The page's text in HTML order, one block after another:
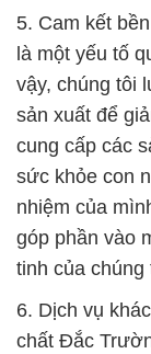
5. Cam kết
là một yếu tố
vậy, chúng tôi
sản xuất để
cung cấp các
sức khỏe con
nhiệm của
góp phần vào
tinh của chúng
6. Dịch vụ
chất Đắc